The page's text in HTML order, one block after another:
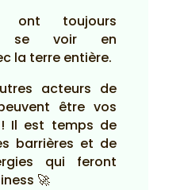
ont toujours
se voir en
la terre entière.
acteurs de
être vos
Il est temps de
barrières et de
qui feront
🚀